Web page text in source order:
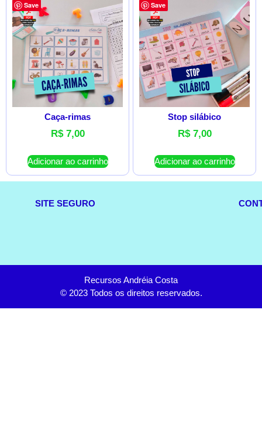
Save
Caça-rimas
R$7,00
Adicionar ao carrinho
Save
Stop silábico
R$7,00
Adicionar ao carrinho
SITE SEGURO
Recursos Andréia Costa
© 2023 Todos os direitos reservados.